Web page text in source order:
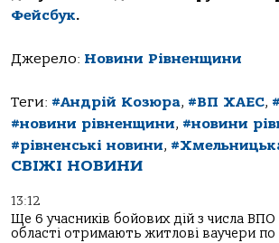
Фейсбук.
Джерело: Новини Рівненщини
Теги: #Андрій Козюра, #ВП ХАЕС,
#новини рівненщини, #новини
#рівненські новини,
СВІЖІ НОВИНИ
13:12
Ще 6 учасників бойових дій з числа ВПО
області отримають житлові ваучери